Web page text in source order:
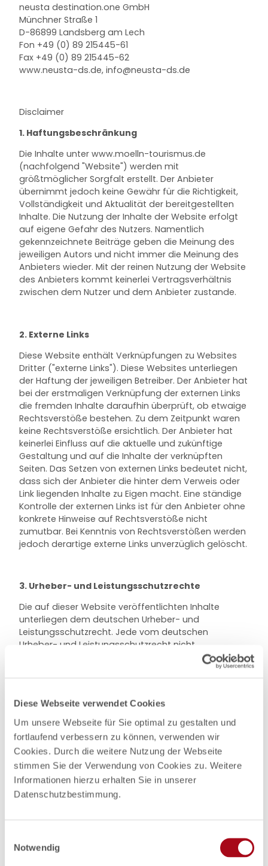
Diese Webseite verwendet Cookies
Um unsere Webseite für Sie optimal zu gestalten und
fortlaufend verbessern zu können, verwenden wir
Cookies. Durch die weitere Nutzung der Webseite
stimmen Sie der Verwendung von Cookies zu. Weitere
Informationen hierzu erhalten Sie in unserer
Datenschutzbestimmung.
Notwendig
neusta destination.one GmbH
Münchner Straße 1
D-86899 Landsberg am Lech
Fon +49 (0) 89 215445-61
Fax +49 (0) 89 215445-62
www.neusta-ds.de, info‎@‎neusta-ds.de
Disclaimer
1. Haftungsbeschränkung
Die Inhalte unter www.moelln-tourismus.de
(nachfolgend "Website") werden mit
größtmöglicher Sorgfalt erstellt. Der Anbieter
übernimmt jedoch keine Gewähr für die Richtigkeit,
Vollständigkeit und Aktualität der bereitgestellten
Inhalte. Die Nutzung der Inhalte der Website erfolgt
auf eigene Gefahr des Nutzers. Namentlich
gekennzeichnete Beiträge geben die Meinung des
jeweiligen Autors und nicht immer die Meinung des
Anbieters wieder. Mit der reinen Nutzung der Website
des Anbieters kommt keinerlei Vertragsverhältnis
zwischen dem Nutzer und dem Anbieter zustande.
2. Externe Links
Diese Website enthält Verknüpfungen zu Websites
Dritter ("externe Links"). Diese Websites unterliegen
der Haftung der jeweiligen Betreiber. Der Anbieter hat
bei der erstmaligen Verknüpfung der externen Links
die fremden Inhalte daraufhin überprüft, ob etwaige
Rechtsverstöße bestehen. Zu dem Zeitpunkt waren
keine Rechtsverstöße ersichtlich. Der Anbieter hat
keinerlei Einfluss auf die aktuelle und zukünftige
Gestaltung und auf die Inhalte der verknüpften
Seiten. Das Setzen von externen Links bedeutet nicht,
dass sich der Anbieter die hinter dem Verweis oder
Link liegenden Inhalte zu Eigen macht. Eine ständige
Kontrolle der externen Links ist für den Anbieter ohne
konkrete Hinweise auf Rechtsverstöße nicht
zumutbar. Bei Kenntnis von Rechtsverstößen werden
jedoch derartige externe Links unverzüglich gelöscht.
3. Urheber- und Leistungsschutzrechte
Die auf dieser Website veröffentlichten Inhalte
unterliegen dem deutschen Urheber- und
Leistungsschutzrecht. Jede vom deutschen
Urheber- und Leistungsschutzrecht nicht
zugelassene Verwertung bedarf der vorherigen
Einspeicherung, Verarbeitung bzw. Wiedergabe von
Inhalten in Datenbanken oder anderen
elektronischen Medien und Systemen. Inhalte und
Rechte Dritter sind dabei als solche gekennzeichnet.
Die unerlaubte Vervielfältigung oder Weitergabe
einzelner Inhalte oder kompletter Seiten ist nicht
gestattet und strafbar. Lediglich die Herstellung von
Kopien und Downloads für den persönlichen,